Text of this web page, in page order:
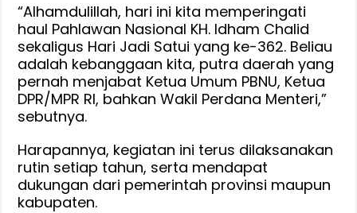
“Alhamdulillah, hari ini kita memperingati
haul Pahlawan Nasional KH. Idham Chalid
sekaligus Hari Jadi Satui yang ke-362. Beliau
adalah kebanggaan kita, putra daerah yang
pernah menjabat Ketua Umum PBNU, Ketua
DPR/MPR RI, bahkan Wakil Perdana Menteri,”
sebutnya.
Harapannya, kegiatan ini terus dilaksanakan
rutin setiap tahun, serta mendapat
dukungan dari pemerintah provinsi maupun
kabupaten.